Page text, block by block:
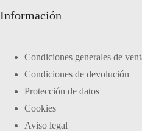
Información
Condiciones generales de
Condiciones de devolución
Protección de datos
Cookies
Aviso legal